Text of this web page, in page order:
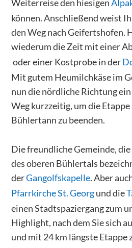
Weiterreise den hiesigen
können. Anschließend weist
den Weg nach Geifertshofen.
wiederum die Zeit mit einer
oder einer Kostprobe in der
Mit gutem Heumilchkäse im
nun die nördliche Richtung
Weg kurzzeitig, um die Etappe
Bühlertann zu beenden.
Die freundliche Gemeinde,
des oberen Bühlertals
derGangolfskapelle. Aber
Pfarrkirche St. Georgund die
einen Stadtspaziergang zum
Highlight, nach dem Sie sich
und mit 24 km längste Etappe